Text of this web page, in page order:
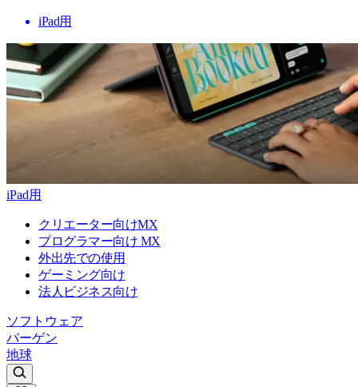
iPad用
iPad用
クリエーター向けMX
プログラマー向け MX
外出先での使用
ゲーミング向け
法人ビジネス向け
ソフトウェア
バーゲン
地球